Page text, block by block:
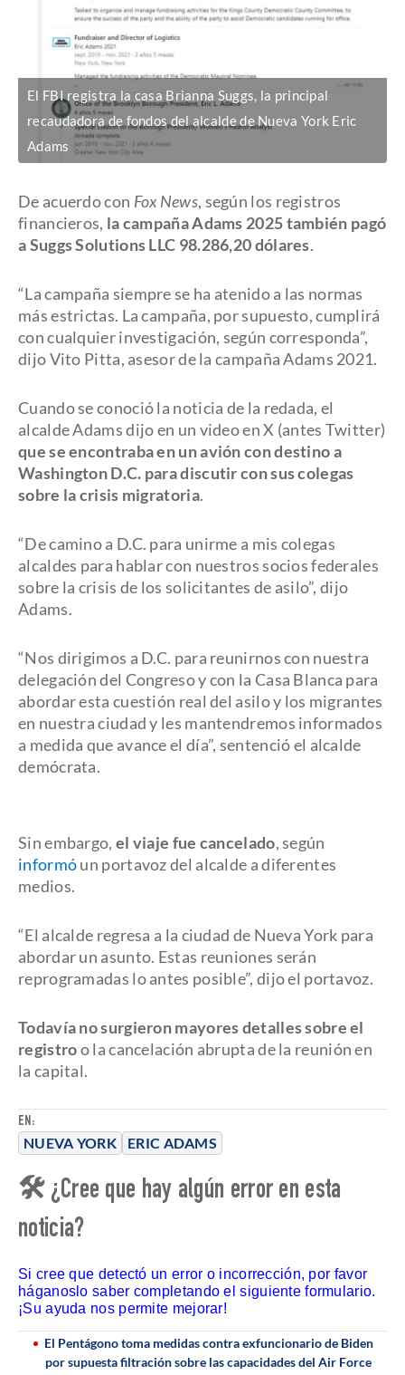
EN:
NUEVA YORK ERIC ADAMS
El FBI registra la casa Brianna Suggs, la principal
recaudadora de fondos del alcalde de Nueva York Eric
Adams
De acuerdo con Fox News, según los registros
financieros, la campaña Adams 2025 también pagó
a Suggs Solutions LLC 98.286,20 dólares.
“La campaña siempre se ha atenido a las normas
más estrictas. La campaña, por supuesto, cumplirá
con cualquier investigación, según corresponda”,
dijo Vito Pitta, asesor de la campaña Adams 2021.
Cuando se conoció la noticia de la redada, el
alcalde Adams dijo en un video en X (antes Twitter)
que se encontraba en un avión con destino a
Washington D.C. para discutir con sus colegas
sobre la crisis migratoria.
“De camino a D.C. para unirme a mis colegas
alcaldes para hablar con nuestros socios federales
sobre la crisis de los solicitantes de asilo”, dijo
Adams.
“Nos dirigimos a D.C. para reunirnos con nuestra
delegación del Congreso y con la Casa Blanca para
abordar esta cuestión real del asilo y los migrantes
en nuestra ciudad y les mantendremos informados
a medida que avance el día”, sentenció el alcalde
demócrata.
Sin embargo, el viaje fue cancelado, según
informóun portavoz del alcalde a diferentes
medios.
“El alcalde regresa a la ciudad de Nueva York para
abordar un asunto. Estas reuniones serán
reprogramadas lo antes posible”, dijo el portavoz.
Todavía no surgieron mayores detalles sobre el
registroo la cancelación abrupta de la reunión en
la capital.
🛠 ¿Cree que hay algún error en esta
noticia?
Si cree que detectó un error o incorrección, por favor
háganoslo saber completando el siguiente formulario.
¡Su ayuda nos permite mejorar!
El Pentágono toma medidas contra exfuncionario de Biden
por supuesta filtración sobre las capacidades del Air Force